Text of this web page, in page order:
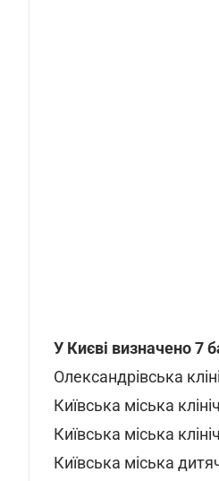
У Києві визначено 7
Олександрівська
Київська міська
Київська міська
Київська міська